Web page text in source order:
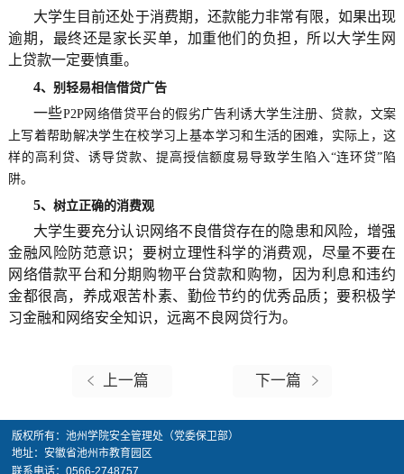
大学生目前还处于消费期，还款能力非常有限，如果出现
逾期，最终还是家长买单，加重他们的负担，所以大学生网
上贷款一定要慎重。
4、别轻易相信借贷广告
一些P2P网络借贷平台的假劣广告利诱大学生注册、贷款，文案
上写着帮助解决学生在校学习上基本学习和生活的困难，实际上，这
样的高利贷、诱导贷款、提高授信额度易导致学生陷入“连环贷” 陷
阱。
5、树立正确的消费观
大学生要充分认识网络不良借贷存在的隐患和风险，增强
金融风险防范意识；要树立理性科学的消费观，尽量不要在
网络借款平台和分期购物平台贷款和购物，因为利息和违约
金都很高，养成艰苦朴素、勤俭节约的优秀品质；要积极学
习金融和网络安全知识，远离不良网贷行为。
上一篇 下一篇
版权所有：池州学院安全管理处（党委保卫部）
地址：安徽省池州市教育园区
联系电话：0566-2748757